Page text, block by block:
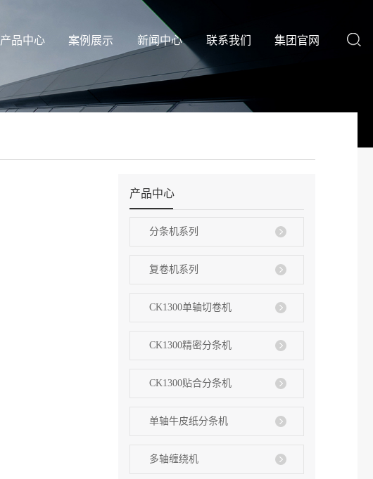
产品中心 案例展示 新闻中心 联系我们 集团官网
产品中心
分条机系列
复卷机系列
CK1300单轴切卷机
CK1300精密分条机
CK1300贴合分条机
单轴牛皮纸分条机
多轴缠绕机